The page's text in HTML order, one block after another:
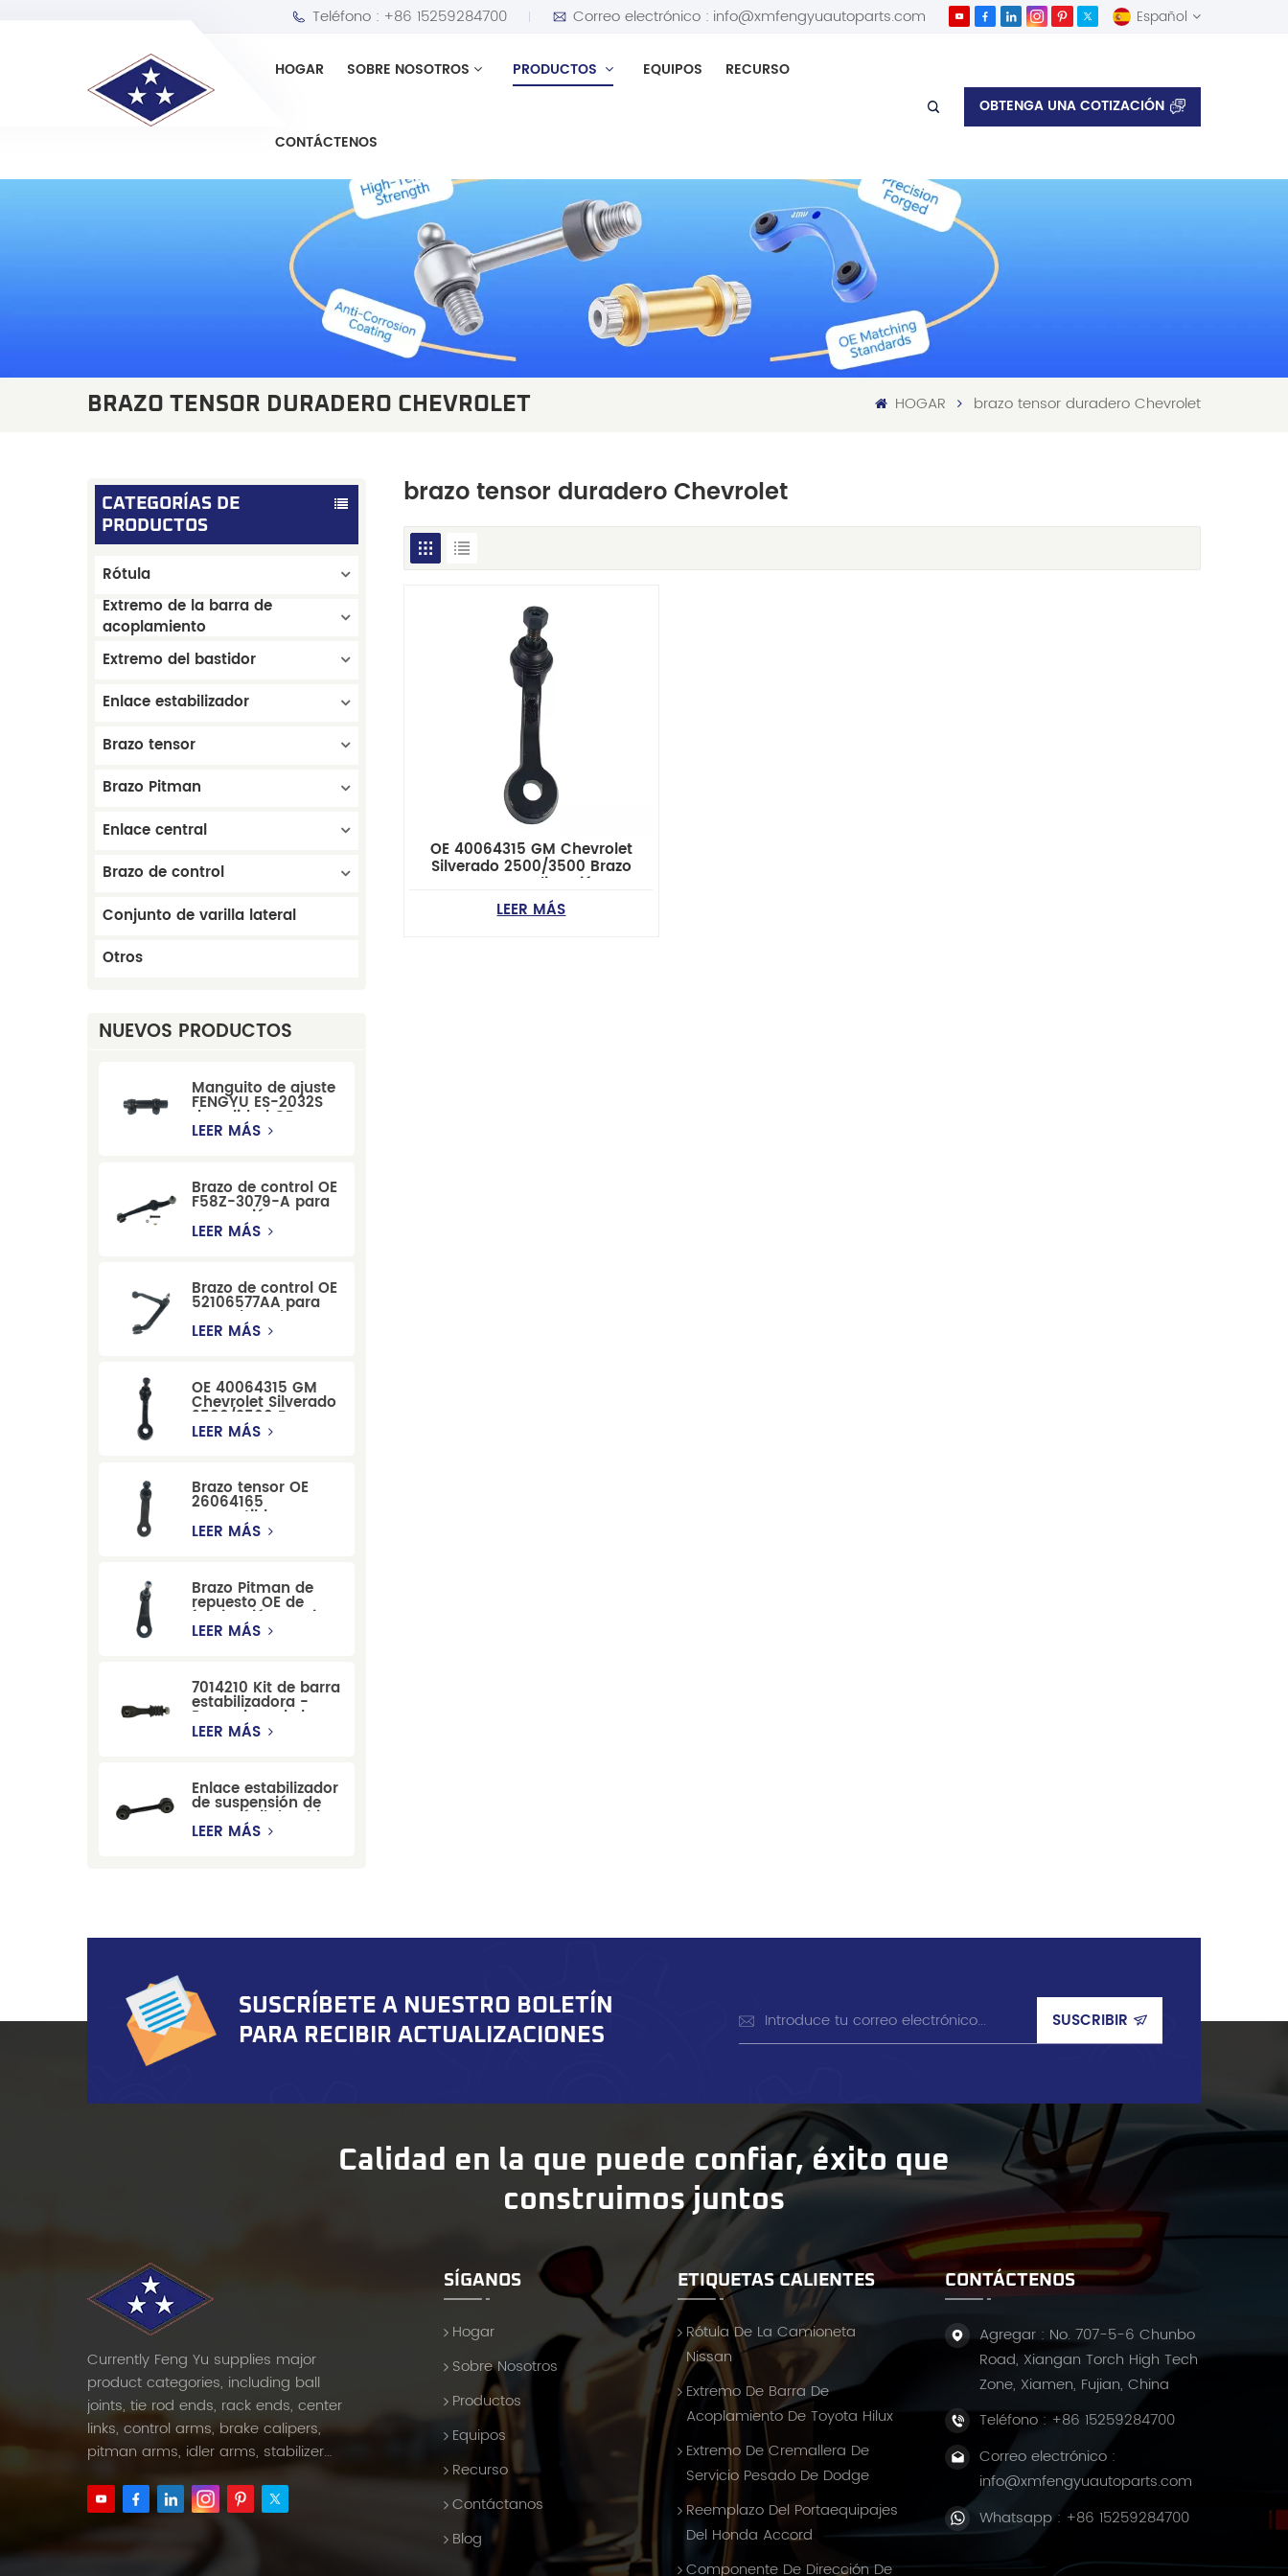
Teléfono : +86 15259284700 Correo electrónico : info@xmfengyuautoparts.com Español
English
HOGAR SOBRE NOSOTROS PRODUCTOS EQUIPOS RECURSO
CONTÁCTENOS
OBTENGA UNA COTIZACIÓN
BRAZO TENSOR DURADERO CHEVROLET HOGAR brazo tensor duradero Chevrolet
CATEGORÍAS DE
PRODUCTOS
Rótula
Extremo de la barra de
acoplamiento
Extremo del bastidor
Enlace estabilizador
Brazo tensor
Brazo Pitman
Enlace central
Brazo de control
Conjunto de varilla lateral
Otros
NUEVOS PRODUCTOS
Manguito de ajuste
FENGYU ES-2032S
de calidad OE para
Mercury, Pontiac,
LEER MÁS
Brazo de control OE
F58Z-3079-A para
suspensión
delantera de Ford
LEER MÁS
Brazo de control OE
52106577AA para
reemplazo de
suspensión de
LEER MÁS
OE 40064315 GM
Chevrolet Silverado
2500/3500 Brazo
tensor para una
LEER MÁS
Brazo tensor OE
26064165
compatible con
modelos Cadillac
LEER MÁS
Brazo Pitman de
repuesto OE de
fabricación precisa
12479051, fabricado
Cadillac, Chevrolet
y Hummer.
LEER MÁS
7014210 Kit de barra
estabilizadora -
Reemplazo de barra
estabilizadora de
LEER MÁS
Enlace estabilizador
de suspensión de
automóvil de China
para Chevrolet
LEER MÁS
brazo tensor duradero Chevrolet
OE 40064315 GM Chevrolet
Silverado 2500/3500 Brazo
tensor para una dirección suave
LEER MÁS
SUSCRÍBETE A NUESTRO BOLETÍN
PARA RECIBIR ACTUALIZACIONES
Calidad en la que puede confiar, éxito que
construimos juntos
Currently Feng Yu supplies major
product categories, including ball
joints, tie rod ends, rack ends, center
links, control arms, brake calipers,
pitman arms, idler arms, stabilizer
links and etc.
SÍGANOS
Hogar
Sobre Nosotros
Productos
Equipos
Recurso
Contáctanos
Blog
ETIQUETAS CALIENTES
Rótula De La Camioneta
Nissan
Extremo De Barra De
Acoplamiento De Toyota Hilux
Extremo De Cremallera De
Servicio Pesado De Dodge
Reemplazo Del Portaequipajes
Del Honda Accord
Componente De Dirección De
CONTÁCTENOS
Agregar : No. 707-5-6 Chunbo
Road, Xiangan Torch High Tech
Zone, Xiamen, Fujian, China
Teléfono : +86 15259284700
Correo electrónico :
info@xmfengyuautoparts.com
Whatsapp : +86 15259284700